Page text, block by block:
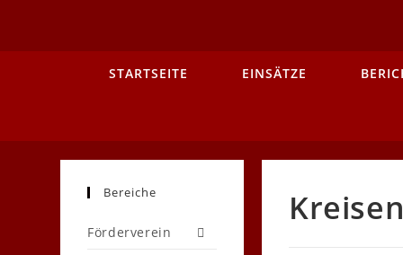
springen
STARTSEITE
EINSÄTZE
Bereiche
Förderverein